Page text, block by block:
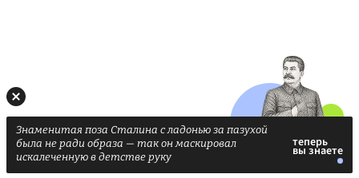
Знаменитая поза Сталина с ладонью за пазухой
была не ради образа — так он маскировал
искалеченную в детстве руку